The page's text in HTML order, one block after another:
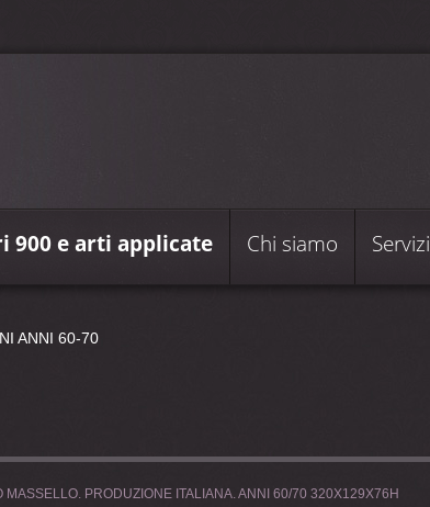
900 e arti applicate Chi siamo Servizi
ANNI 60-70
PRODUZIONE ITALIANA. ANNI 60/70 320X129X76H